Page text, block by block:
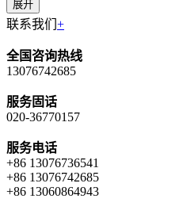
展开
联系我们 +
全国咨询热线
13076742685
服务固话
020-36770157
服务电话
+86 13076736541
+86 13076742685
+86 13060864943